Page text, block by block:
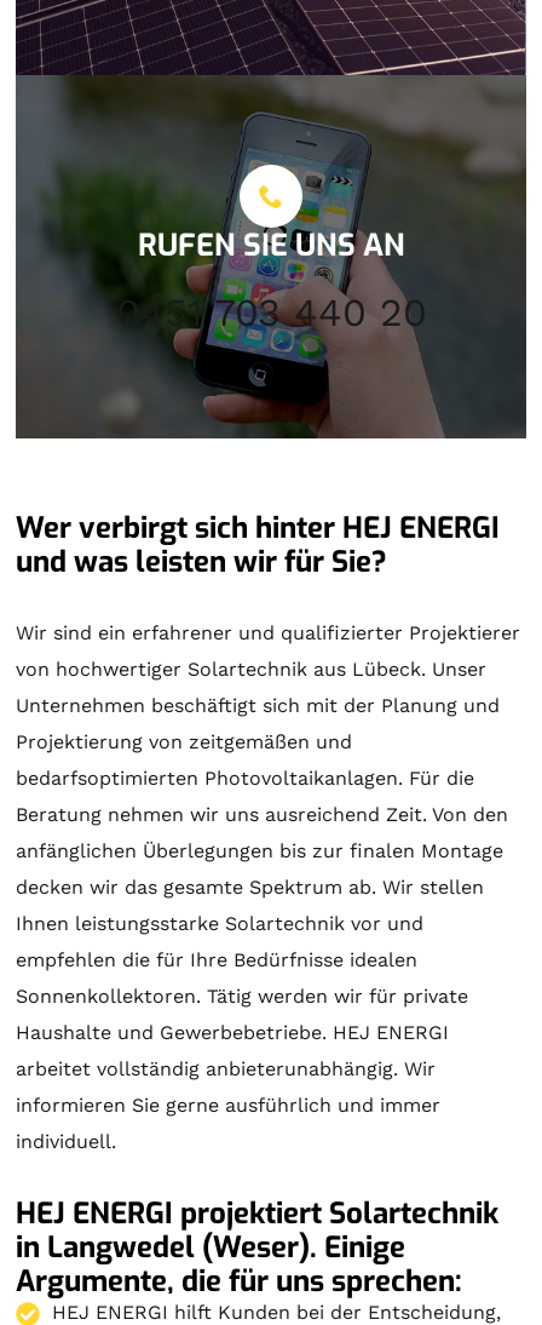
RUFEN SIE UNS AN
0451 703 440 20
Wer verbirgt sich hinter HEJ ENERGI
und was leisten wir für Sie?
Wir sind ein erfahrener und qualifizierter Projektierer
von hochwertiger Solartechnik aus Lübeck. Unser
Unternehmen beschäftigt sich mit der Planung und
Projektierung von zeitgemäßen und
bedarfsoptimierten Photovoltaikanlagen. Für die
Beratung nehmen wir uns ausreichend Zeit. Von den
anfänglichen Überlegungen bis zur finalen Montage
decken wir das gesamte Spektrum ab. Wir stellen
Ihnen leistungsstarke Solartechnik vor und
empfehlen die für Ihre Bedürfnisse idealen
Sonnenkollektoren. Tätig werden wir für private
Haushalte und Gewerbebetriebe. HEJ ENERGI
arbeitet vollständig anbieterunabhängig. Wir
informieren Sie gerne ausführlich und immer
individuell.
HEJ ENERGI projektiert Solartechnik
in Langwedel (Weser). Einige
Argumente, die für uns sprechen:
HEJ ENERGI hilft Kunden bei der Entscheidung,